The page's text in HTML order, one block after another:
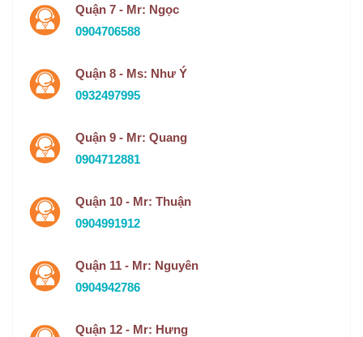
Quận 7 - Mr: Ngọc
0904706588
Quận 8 - Ms: Như Ý
0932497995
Quận 9 - Mr: Quang
0904712881
Quận 10 - Mr: Thuận
0904991912
Quận 11 - Mr: Nguyên
0904942786
Quận 12 - Mr: Hưng